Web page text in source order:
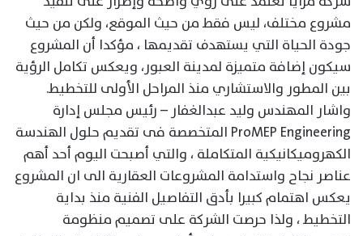
مشروع مختلف، ليس فقط من حيث الموقع، ولكن من حيث
جودة الحياة التي يستهدف تقديمها ، مؤكدا أن المشروع
سيكون إضافة متميزة لمدينة العبور، ويعكس تكامل الرؤية
بين المطور والاستشاري منذ المراحل الأولى للتخطيط.
واشار المهندس وليد عبدالغفار – رئيس مجلس إدارة
ProMEP Engineering المتخصصة فى تقديم حلول الهندسة
الكهروميكانيكية المتكاملة ، والتي أصبحت اليوم أحد أهم
عناصر نجاح واستدامة المشروعات العقارية الى ان المشروع
يعكس اهتمام كبيرا بأدق التفاصيل الفنية منذ بداية
التخطيط ، ولذا حرصت الشركة على تصميم منظومة